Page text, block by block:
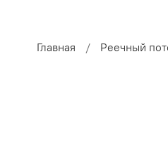
Главная Реечный